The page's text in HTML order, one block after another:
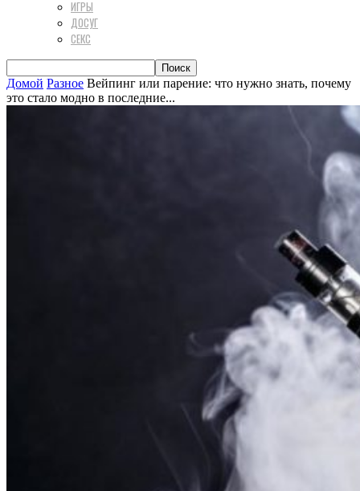
ИГРЫ
ДОСУГ
СЕКС
Домой Разное Вейпинг или парение: что нужно знать, почему
это стало модно в последние...